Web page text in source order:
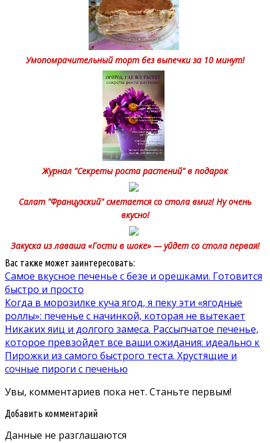
Умопомрачительный торт без выпечки за 10 минут!
Журнал "Секреты роста растений" в подарок
Салат "Французский" сметается со стола вмиг! Ну очень
вкусно!
Закуска из лаваша «Гости в шоке» — уйдет со стола первая!
Вас также может заинтересовать:
Самое вкусное печенье с безе и орешками. Готовится
быстро и просто
Когда в морозилке куча ягод, я пеку эти «ягодные
роллы»: печенье с начинкой, которая не вытекает
Никаких яиц и долгого замеса. Рассыпчатое печенье,
которое превзойдет все ваши ожидания: идеально к
Пирожки из самого быстрого теста. Хрустящие и
сочные пироги с печенью
Увы, комментариев пока нет. Станьте первым!
Добавить комментарий
Данные не разглашаются